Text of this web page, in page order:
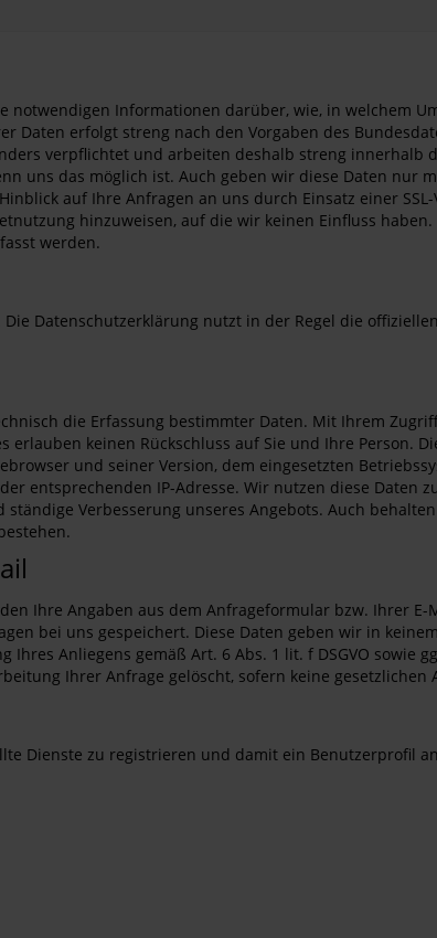
Informationen darüber, wie, in welchem
erfolgt streng nach den Vorgaben des
verpflichtet und arbeiten deshalb streng innerhalb
uns das möglich ist. Auch geben wir diese Daten nur
auf Ihre Anfragen an uns durch Einsatz einer
hinzuweisen, auf die wir keinen Einfluss
werden.
Datenschutzerklärung nutzt in der Regel die
die Erfassung bestimmter Daten. Mit Ihrem
erlauben keinen Rückschluss auf Sie und Ihre Person.
und seiner Version, dem eingesetzten
entsprechenden IP-Adresse. Wir nutzen diese
Verbesserung unseres Angebots. Auch
Ihre Angaben aus dem Anfrageformular bzw. Ihrer
bei uns gespeichert. Diese Daten geben wir in
Anliegens gemäß Art. 6 Abs. 1 lit. f DSGVO sowie
Ihrer Anfrage gelöscht, sofern keine
Dienste zu registrieren und damit ein Benutzerprofil